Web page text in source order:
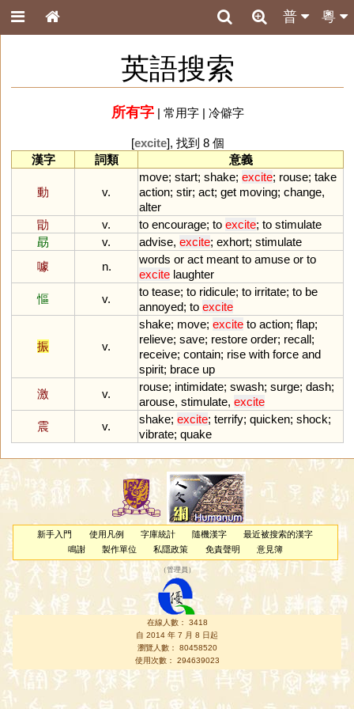
粵
普
英語搜索
所有字| 常用字| 冷僻字
[excite], 找到 8 個
漢字
詞類 意義
動 v.
move; start; shake; excite; rouse; take
action; stir; act; get moving; change,
alter
勖
v. to encourage; to excite; to stimulate
勗
v. advise, excite; exhort; stimulate
噱
n.
words or act meant to amuse or to
excite laughter
慪
v.
to tease; to ridicule; to irritate; to be
annoyed; to excite
振 v.
shake; move; excite to action; flap;
relieve; save; restore order; recall;
receive; contain; rise with force and
spirit; brace up
激
v.
rouse; intimidate; swash; surge; dash;
arouse, stimulate, excite
震
v.
shake; excite; terrify; quicken; shock;
vibrate; quake
新手入門 使用凡例 字庫統計 隨機漢字
最近被搜索的漢字
鳴謝
製作單位 私隱政策 免責聲明 意見簿
（管理員 ）
在線人數： 3418
自 2014 年 7 月 8 日起
瀏覽人數： 80458520
使用次數： 294639023